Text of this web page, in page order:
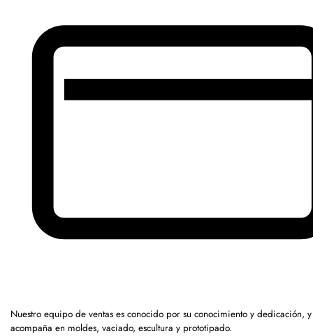
Nuestro equipo de ventas es conocido por su conocimiento y dedicación,
acompaña en moldes, vaciado, escultura y prototipado.